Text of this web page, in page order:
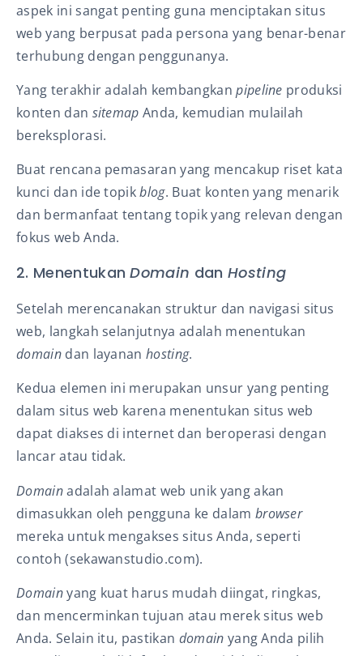
aspek ini sangat penting guna menciptakan situs
web yang berpusat pada persona yang benar-benar
terhubung dengan penggunanya.
Yang terakhir adalah kembangkanpipeline produksi
konten dan sitemapAnda, kemudian mulailah
bereksplorasi.
Buat rencana pemasaran yang mencakup riset kata
kunci dan ide topikblog. Buat konten yang menarik
dan bermanfaat tentang topik yang relevan dengan
fokus web Anda.
2. MenentukanDomain danHosting
Setelah merencanakan struktur dan navigasi situs
web, langkah selanjutnya adalah menentukan
domain dan layananhosting.
Kedua elemen ini merupakan unsur yang penting
dalam situs web karena menentukan situs web
dapat diakses di internet dan beroperasi dengan
lancar atau tidak.
Domainadalah alamat web unik yang akan
dimasukkan oleh pengguna ke dalam browser
mereka untuk mengakses situs Anda, seperti
contoh (sekawanstudio.com).
Domainyang kuat harus mudah diingat, ringkas,
dan mencerminkan tujuan atau merek situs web
Anda. Selain itu, pastikan domain yang Anda pilih